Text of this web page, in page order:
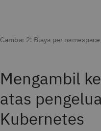
Gambar 2: Biaya per namespace
Mengambil
atas
Kubernetes